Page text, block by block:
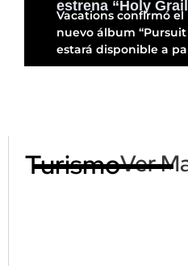
estrena “Holy
Vacations confirmó
nuevo álbum
estará disponible a
TurismoVer